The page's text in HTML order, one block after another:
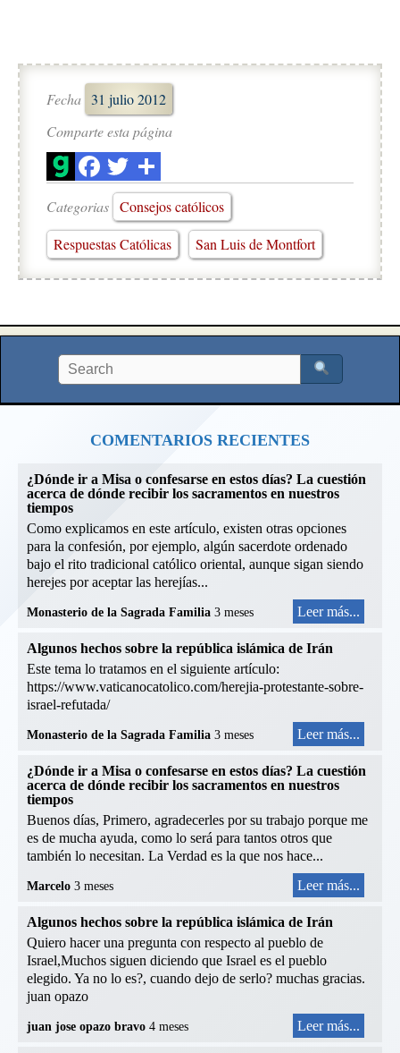
Fecha 31 julio 2012
Comparte esta página
Categorias Consejos católicos
Respuestas Católicas
San Luis de Montfort
COMENTARIOS RECIENTES
¿Dónde ir a Misa o confesarse en estos días? La cuestión
acerca de dónde recibir los sacramentos en nuestros
tiempos
Como explicamos en este artículo, existen otras opciones
para la confesión, por ejemplo, algún sacerdote ordenado
bajo el rito tradicional católico oriental, aunque sigan siendo
herejes por aceptar las herejías...
Monasterio de la Sagrada Familia 3 meses Leer más...
Algunos hechos sobre la república islámica de Irán
Este tema lo tratamos en el siguiente artículo:
https://www.vaticanocatolico.com/herejia-protestante-sobre-
israel-refutada/
Monasterio de la Sagrada Familia 3 meses Leer más...
¿Dónde ir a Misa o confesarse en estos días? La cuestión
acerca de dónde recibir los sacramentos en nuestros
tiempos
Buenos días, Primero, agradecerles por su trabajo porque me
es de mucha ayuda, como lo será para tantos otros que
también lo necesitan. La Verdad es la que nos hace...
Marcelo 3 meses Leer más...
Algunos hechos sobre la república islámica de Irán
Quiero hacer una pregunta con respecto al pueblo de
Israel,Muchos siguen diciendo que Israel es el pueblo
elegido. Ya no lo es?, cuando dejo de serlo? muchas gracias.
juan opazo
juan jose opazo bravo 4 meses Leer más...